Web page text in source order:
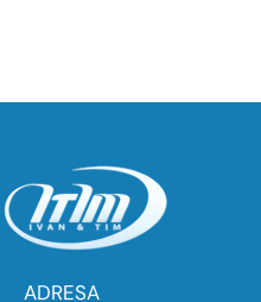
ADRESA